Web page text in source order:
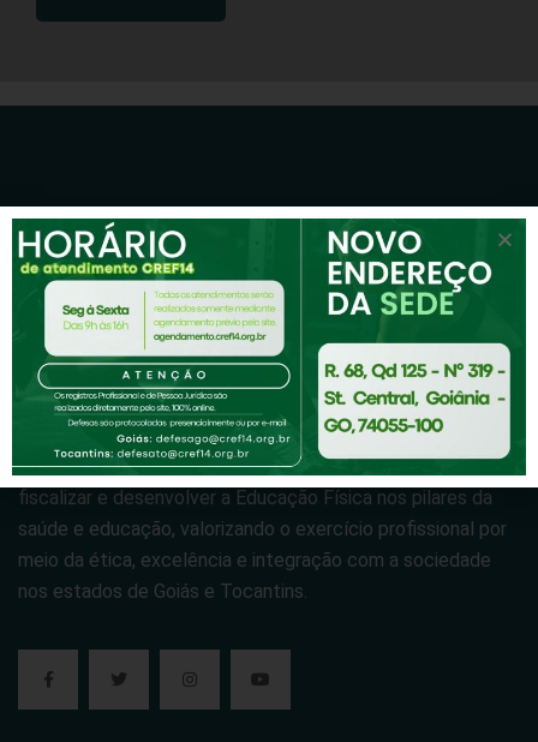
A missão do CREF14/GO-TO é normatizar, habilitar,
fiscalizar e desenvolver a Educação Física nos pilares da
saúde e educação, valorizando o exercício profissional por
meio da ética, excelência e integração com a sociedade
nos estados de Goiás e Tocantins.